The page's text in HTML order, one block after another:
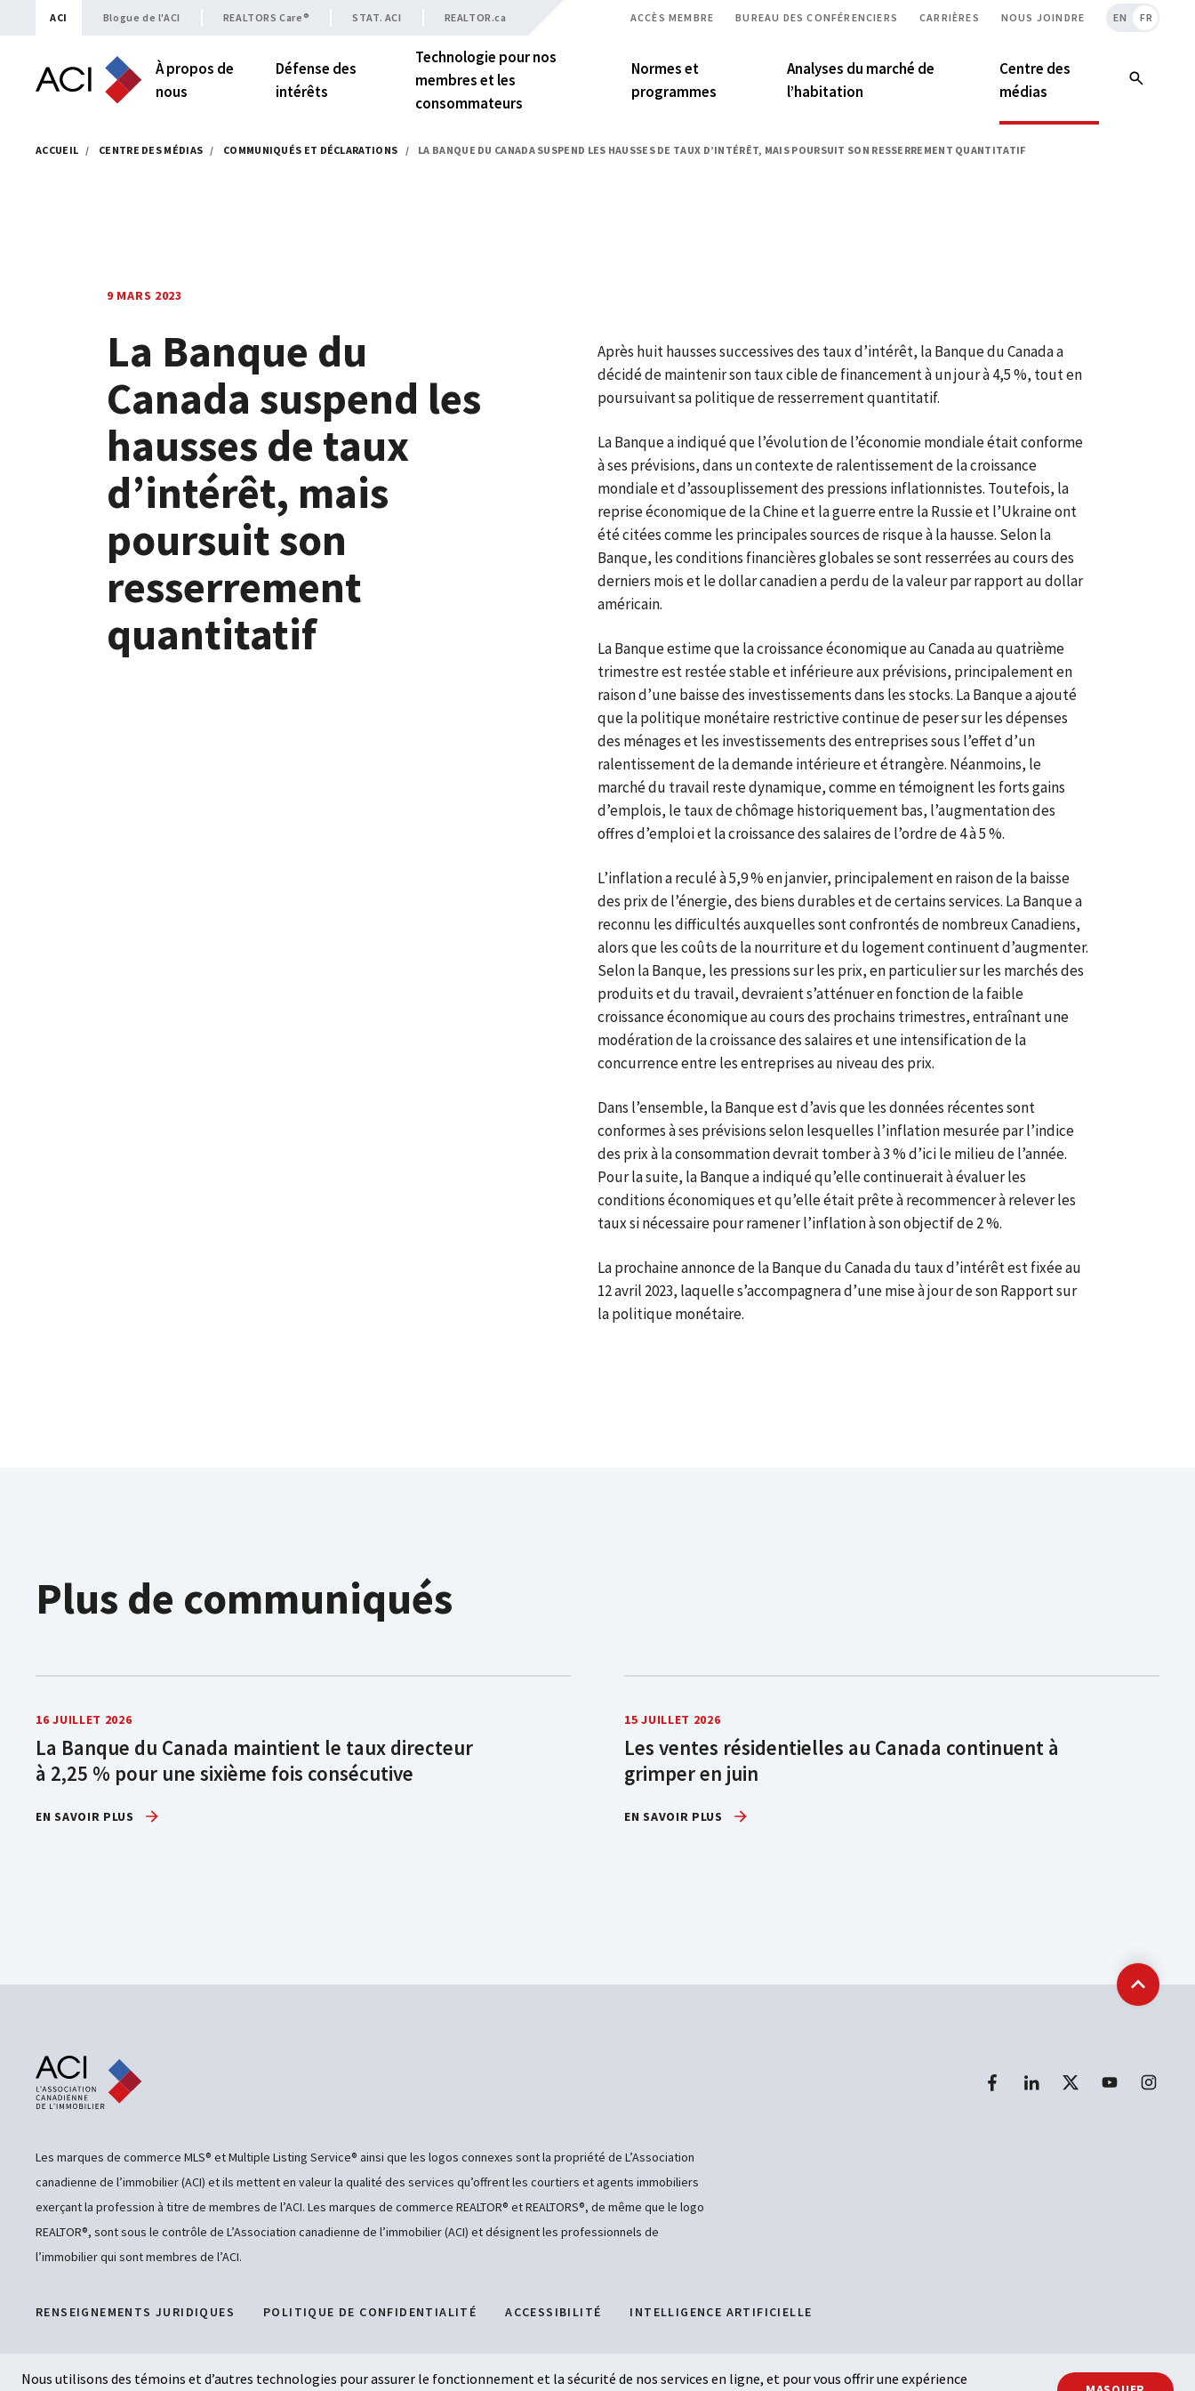
Skip to content
ACI Blogue de l'ACI REALTORS Care® STAT. ACI REALTOR.ca ACCÈS MEMBRE BUREAU DES CONFÉRENCIERS CARRIÈRES NOUS JOINDRE EN FR
À propos de
nous
Défense des
intérêts
Technologie pour nos
membres et les
consommateurs
Normes et
programmes
Analyses du marché de
l’habitation
Centre des
médias
ACCUEIL / CENTRE DES MÉDIAS / COMMUNIQUÉS ET DÉCLARATIONS / LA BANQUE DU CANADA SUSPEND LES HAUSSES DE TAUX D’INTÉRÊT, MAIS POURSUIT SON RESSERREMENT QUANTITATIF
9 MARS 2023
La Banque du
Canada suspend les
hausses de taux
d’intérêt, mais
poursuit son
resserrement
quantitatif
Après huit hausses successives des taux d’intérêt, la Banque du Canada a
décidé de maintenir son taux cible de financement à un jour à 4,5 %, tout en
poursuivant sa politique de resserrement quantitatif.
La Banque a indiqué que l’évolution de l’économie mondiale était conforme
à ses prévisions, dans un contexte de ralentissement de la croissance
mondiale et d’assouplissement des pressions inflationnistes. Toutefois, la
reprise économique de la Chine et la guerre entre la Russie et l’Ukraine ont
été citées comme les principales sources de risque à la hausse. Selon la
Banque, les conditions financières globales se sont resserrées au cours des
derniers mois et le dollar canadien a perdu de la valeur par rapport au dollar
américain.
La Banque estime que la croissance économique au Canada au quatrième
trimestre est restée stable et inférieure aux prévisions, principalement en
raison d’une baisse des investissements dans les stocks. La Banque a ajouté
que la politique monétaire restrictive continue de peser sur les dépenses
des ménages et les investissements des entreprises sous l’effet d’un
ralentissement de la demande intérieure et étrangère. Néanmoins, le
marché du travail reste dynamique, comme en témoignent les forts gains
d’emplois, le taux de chômage historiquement bas, l’augmentation des
offres d’emploi et la croissance des salaires de l’ordre de 4 à 5 %.
L’inflation a reculé à 5,9 % en janvier, principalement en raison de la baisse
des prix de l’énergie, des biens durables et de certains services. La Banque a
reconnu les difficultés auxquelles sont confrontés de nombreux Canadiens,
alors que les coûts de la nourriture et du logement continuent d’augmenter.
Selon la Banque, les pressions sur les prix, en particulier sur les marchés des
produits et du travail, devraient s’atténuer en fonction de la faible
croissance économique au cours des prochains trimestres, entraînant une
modération de la croissance des salaires et une intensification de la
concurrence entre les entreprises au niveau des prix.
Dans l’ensemble, la Banque est d’avis que les données récentes sont
conformes à ses prévisions selon lesquelles l’inflation mesurée par l’indice
des prix à la consommation devrait tomber à 3 % d’ici le milieu de l’année.
Pour la suite, la Banque a indiqué qu’elle continuerait à évaluer les
conditions économiques et qu’elle était prête à recommencer à relever les
taux si nécessaire pour ramener l’inflation à son objectif de 2 %.
La prochaine annonce de la Banque du Canada du taux d’intérêt est fixée au
12 avril 2023, laquelle s’accompagnera d’une mise à jour de son Rapport sur
la politique monétaire.
Plus de communiqués
16 JUILLET 2026
La Banque du Canada maintient le taux directeur
à 2,25 % pour une sixième fois consécutive
EN SAVOIR PLUS
15 JUILLET 2026
Les ventes résidentielles au Canada continuent à
grimper en juin
EN SAVOIR PLUS
Retour
RENSEIGNEMENTS JURIDIQUES POLITIQUE DE CONFIDENTIALITÉ ACCESSIBILITÉ INTELLIGENCE ARTIFICIELLE
Les marques de commerce MLS® et Multiple Listing Service® ainsi que les logos connexes sont la propriété de L’Association
canadienne de l’immobilier (ACI) et ils mettent en valeur la qualité des services qu’offrent les courtiers et agents immobiliers
exerçant la profession à titre de membres de l’ACI. Les marques de commerce REALTOR® et REALTORS®, de même que le logo
REALTOR®, sont sous le contrôle de L’Association canadienne de l’immobilier (ACI) et désignent les professionnels de
l’immobilier qui sont membres de l’ACI.
Nous utilisons des témoins et d’autres technologies pour assurer le fonctionnement et la sécurité de nos services en ligne, et pour vous offrir une expérience